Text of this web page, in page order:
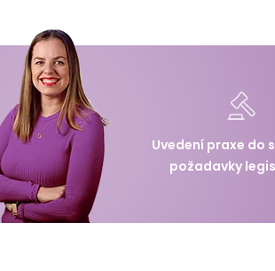
Uvedení praxe do
požadavky